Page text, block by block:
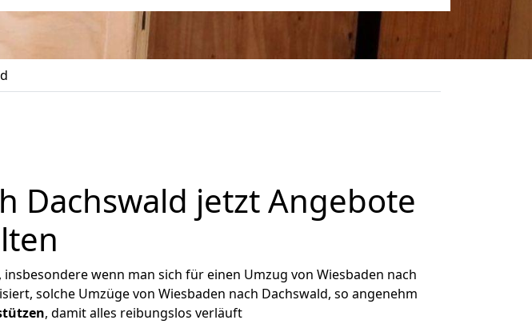
Dachswald jetzt Angebote
insbesondere wenn man sich für einen Umzug von Wiesbaden nach
solche Umzüge von Wiesbaden nach Dachswald, so angenehm
, damit alles reibungslos verläuft